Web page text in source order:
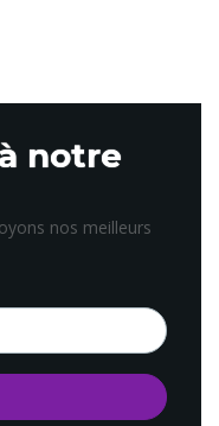
notre
nos meilleurs